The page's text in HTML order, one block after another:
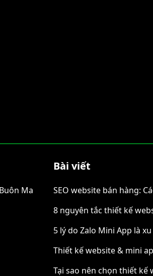
Ma
Bài viết
SEO website bán hàng:
8 nguyên tắc thiết kế
5 lý do Zalo Mini App là
Thiết kế website & mini
Tại sao nên chọn thiết kế